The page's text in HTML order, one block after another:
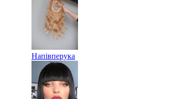
Напівперука